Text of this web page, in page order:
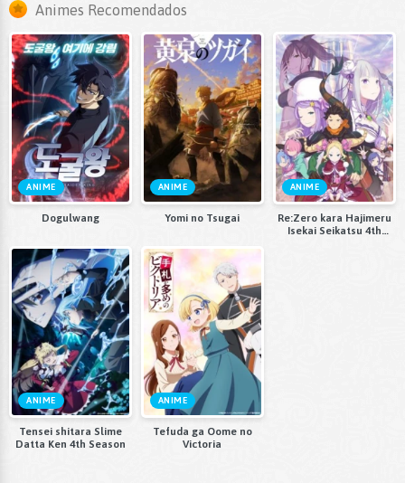
Animes Recomendados
ANIME
Dogulwang
ANIME
Yomi no Tsugai
ANIME
Re:Zero kara Hajimeru
Isekai Seikatsu 4th
ANIME
Tensei shitara Slime
Datta Ken 4th Season
ANIME
Tefuda ga Oome no
Victoria